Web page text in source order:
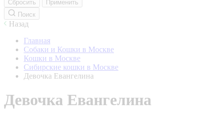
Сбросить
Применить
Поиск
Назад
Главная
Собаки и Кошки в Москве
Кошки в Москве
Сибирские кошки в Москве
Девочка Евангелина
Девочка Евангелина